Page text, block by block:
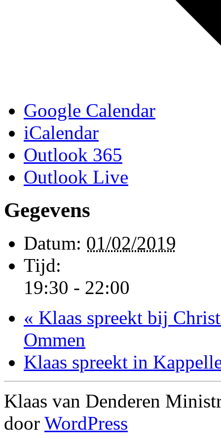
Google Calendar
iCalendar
Outlook 365
Outlook Live
Gegevens
Datum: 01/02/2019
Tijd:
19:30 - 22:00
« Klaas spreekt bij
Ommen
Klaas spreekt in
Klaas van Denderen
door WordPress